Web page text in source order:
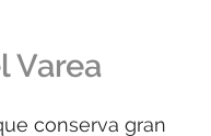
Varea
conserva gran